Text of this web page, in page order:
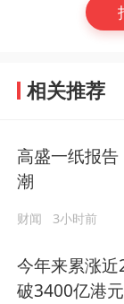
相关推荐
高盛一纸报告
潮
财闻 3小时前
今年来累涨
破3400亿港